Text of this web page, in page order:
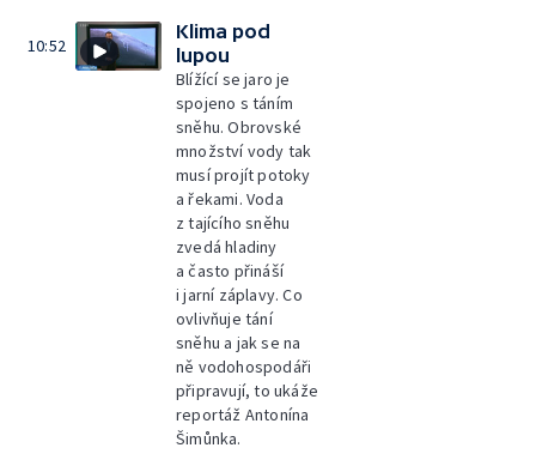
10:52
Klima pod
lupou
Blížící se jaro je
spojeno s táním
sněhu. Obrovské
množství vody tak
musí projít potoky
a řekami. Voda
z tajícího sněhu
zvedá hladiny
a často přináší
i jarní záplavy. Co
ovlivňuje tání
sněhu a jak se na
ně vodohospodáři
připravují, to ukáže
reportáž Antonína
Šimůnka.